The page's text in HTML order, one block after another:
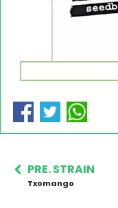
PRE. STRAIN
Txomango